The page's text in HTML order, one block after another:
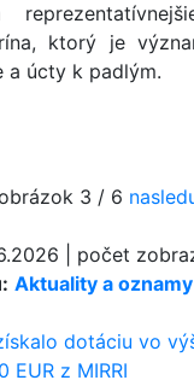
Aktuality a oznamy
dotáciu vo
EUR z MIRRI
ktorý je
a úcty k padlým.
3 / 6
počet